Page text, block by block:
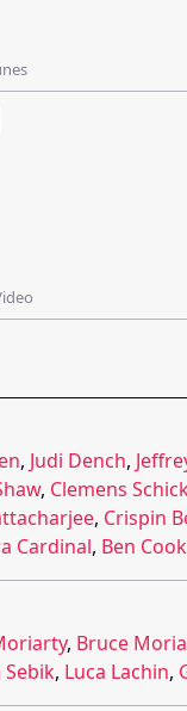
, Judi Dench,
, Clemens
, Crispin
Cardinal, Ben
, Bruce
, Luca Lachin,